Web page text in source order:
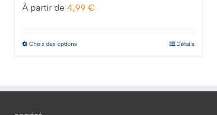
À partir de 4,99 €
Choix des optionsCe
Détails